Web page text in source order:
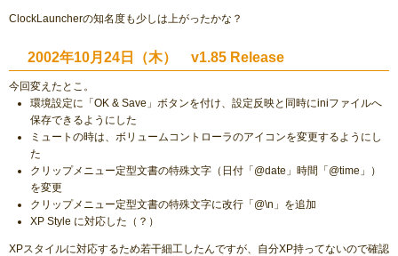
ClockLauncherの知名度も少しは上がったかな？
2002年10月24日（木） v1.85 Release
今回変えたとこ。
環境設定に「OK & Save」ボタンを付け、設定反映と同時にiniファイルへ
保存できるようにした
ミュートの時は、ボリュームコントローラのアイコンを変更するようにし
た
クリップメニュー定型文書の特殊文字（日付「@date」時間「@time」）
を変更
クリップメニュー定型文書の特殊文字に改行「@\n」を追加
XP Style に対応した（？）
XPスタイルに対応するため若干細工したんですが、自分XP持ってないので確認